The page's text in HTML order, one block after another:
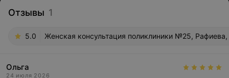
Отзывы 1
5.0 Женская консультация поликлиники №25,
Ольга
24 июля 2026